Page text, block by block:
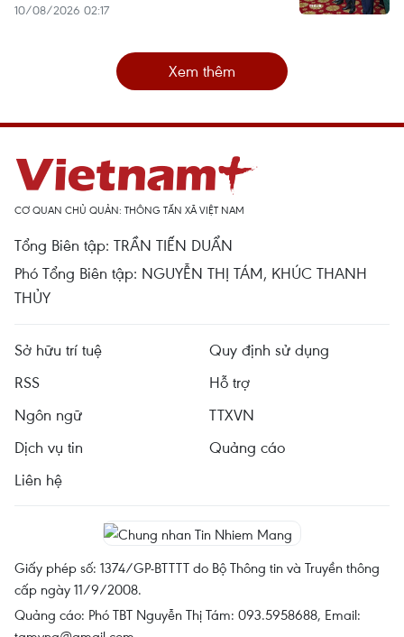
10/08/2026 02:17
Xem thêm
CƠ QUAN CHỦ QUẢN: THÔNG TẤN XÃ VIỆT NAM
Tổng Biên tập: TRẦN TIẾN DUẨN
Phó Tổng Biên tập: NGUYỄN THỊ TÁM, KHÚC THANH
THỦY
Sở hữu trí tuệ
Quy định sử dụng
RSS
Hỗ trợ
Ngôn ngữ
TTXVN
Dịch vụ tin
Quảng cáo
Liên hệ
Giấy phép số: 1374/GP-BTTTT do Bộ Thông tin và Truyền thông
cấp ngày 11/9/2008.
Quảng cáo: Phó TBT Nguyễn Thị Tám: 093.5958688, Email: